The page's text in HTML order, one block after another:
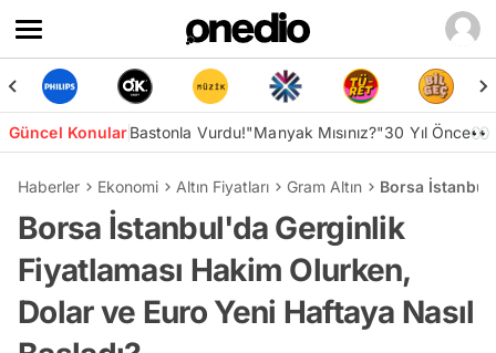
Güncel KonularBastonla Vurdu!"Manyak Mısınız?"30 Yıl Önce👀
Haberler Ekonomi Altın Fiyatları Gram Altın Borsa
Borsa İstanbul'da Gerginlik
Fiyatlaması Hakim Olurken,
Dolar ve Euro Yeni Haftaya Nasıl